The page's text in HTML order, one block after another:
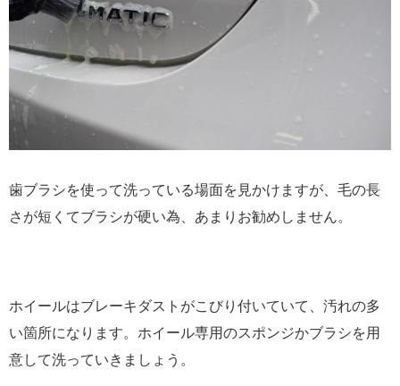
歯ブラシを使って洗っている場面を見かけますが、毛の長
さが短くてブラシが硬い為、あまりお勧めしません。
ホイールはブレーキダストがこびり付いていて、汚れの多
い箇所になります。ホイール専用のスポンジかブラシを用
意して洗っていきましょう。